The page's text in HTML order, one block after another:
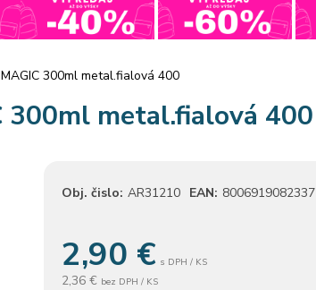
MAGIC 300ml metal.fialová 400
300ml metal.fialová 400
Obj. čislo: AR31210 EAN: 8006919082337
2,90 € s DPH / KS
2,36 € bez DPH / KS